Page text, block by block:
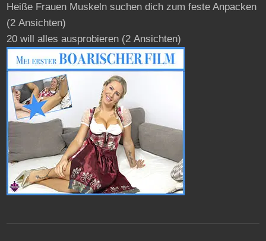
Heiße Frauen Muskeln suchen dich zum feste Anpacken
(2 Ansichten)
20 will alles ausprobieren(2 Ansichten)